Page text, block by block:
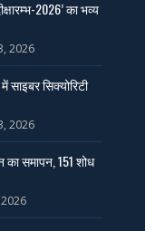
2026’ का भव्य
2026
सिक्योरिटी
2026
का समापन, 151 शोध
2026